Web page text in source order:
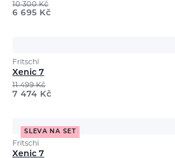
10 300Kč
6 695 Kč
Fritschi
Xenic 7
11 499Kč
7 474 Kč
SLEVA NA SET
Fritschi
Xenic 7